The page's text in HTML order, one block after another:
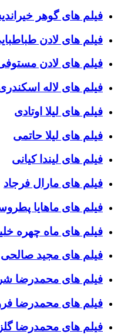
فیلم های گوهر
فیلم های لادن
فیلم های لادن
فیلم های لاله
فیلم های لیلا اوتادی
فیلم های لیلا حاتمی
فیلم های لیندا کیانی
فیلم های مارال فرجاد
فیلم های ماهایا
فیلم های ماه چهره
فیلم های مجید صالحی
فیلم های محمدرضا
فیلم های محمدرضا
فیلم های محمدرضا